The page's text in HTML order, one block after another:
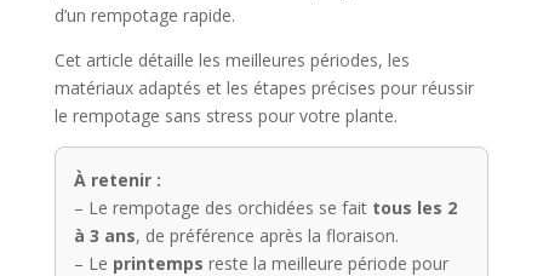
d’un rempotage rapide.
Cet article détaille les meilleures périodes, les
matériaux adaptés et les étapes précises pour réussir
le rempotage sans stress pour votre plante.
À retenir :
– Le rempotage des orchidées se fait tous les 2
à 3 ans, de préférence après la floraison.
– Le printemps reste la meilleure période pour